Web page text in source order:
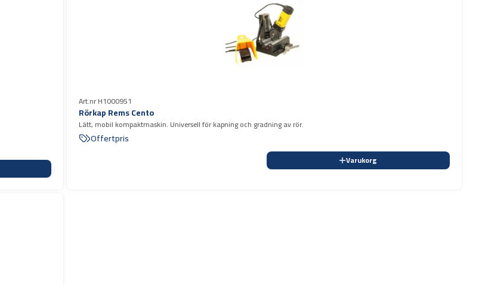
Art.nr H1000951
Rörkap Rems Cento
Lätt, mobil kompaktmaskin. Universell för kapning och gradning av rör.
Offertpris
Varukorg